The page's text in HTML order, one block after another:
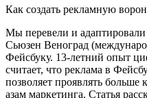
Как создать рекламную
Мы перевели и
Сьюзен Веноград
Фейсбуку. 13-летний опыт
считает, что реклама в
позволяет проявлять больше
азам маркетинга. Статья